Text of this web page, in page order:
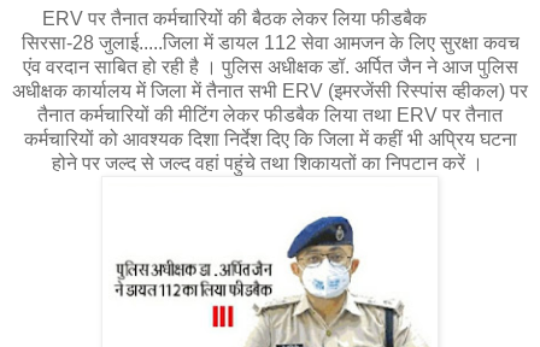
ERV पर तैनात कर्मचारियों की बैठक लेकर लिया फीडबैक
सिरसा-28 जुलाई.....जिला में डायल 112 सेवा आमजन के लिए सुरक्षा कवच
एंव वरदान साबित हो रही है । पुलिस अधीक्षक डॉ. अर्पित जैन ने आज पुलिस
अधीक्षक कार्यालय में जिला में तैनात सभी ERV (इमरजेंसी रिस्पांस व्हीकल) पर
तैनात कर्मचारियों की मीटिंग लेकर फीडबैक लिया तथा ERV पर तैनात
कर्मचारियों को आवश्यक दिशा निर्देश दिए कि जिला में कहीं भी अप्रिय घटना
होने पर जल्द से जल्द वहां पहुंचे तथा शिकायतों का निपटान करें ।